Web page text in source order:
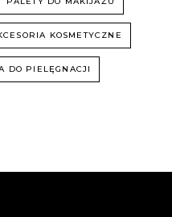
KOSMETYCZNE
DO PIELĘGNACJI